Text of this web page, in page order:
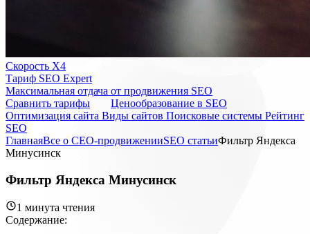
Скорость Х4
Тариф SEO Expert
Максимальная отдача от продвижения SEO
Cравнить тарифы
Ценообразование в SEO
Оптимизация сайта Виды сайтов Поисковые системы Рейтинг
SEO
ГлавнаяВсе о СЕО-продвиженииSEO статьиФильтр Яндекса
Минусинск
Фильтр Яндекса Минусинск
1 минута чтения
Содержание: